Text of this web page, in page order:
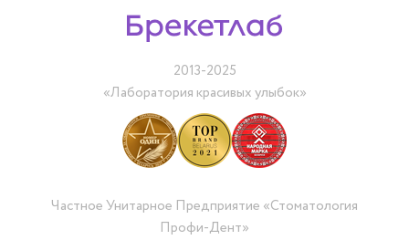
2013-2025
«Лаборатория красивых улыбок»
Частное Унитарное Предприятие «Стоматология
Профи-Дент»